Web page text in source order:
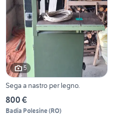
5
Sega a nastro per legno.
800 €
Badia Polesine(RO)